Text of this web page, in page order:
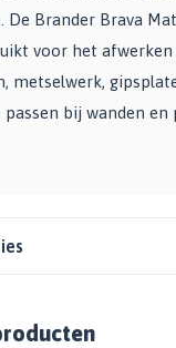
De Brander Brava
voor het afwerken
metselwerk,
bij wanden en